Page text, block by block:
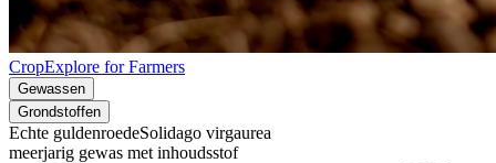
CropExplore for Farmers
Gewassen
Grondstoffen
Echte guldenroedeSolidago virgaurea
meerjarig gewas met inhoudsstof